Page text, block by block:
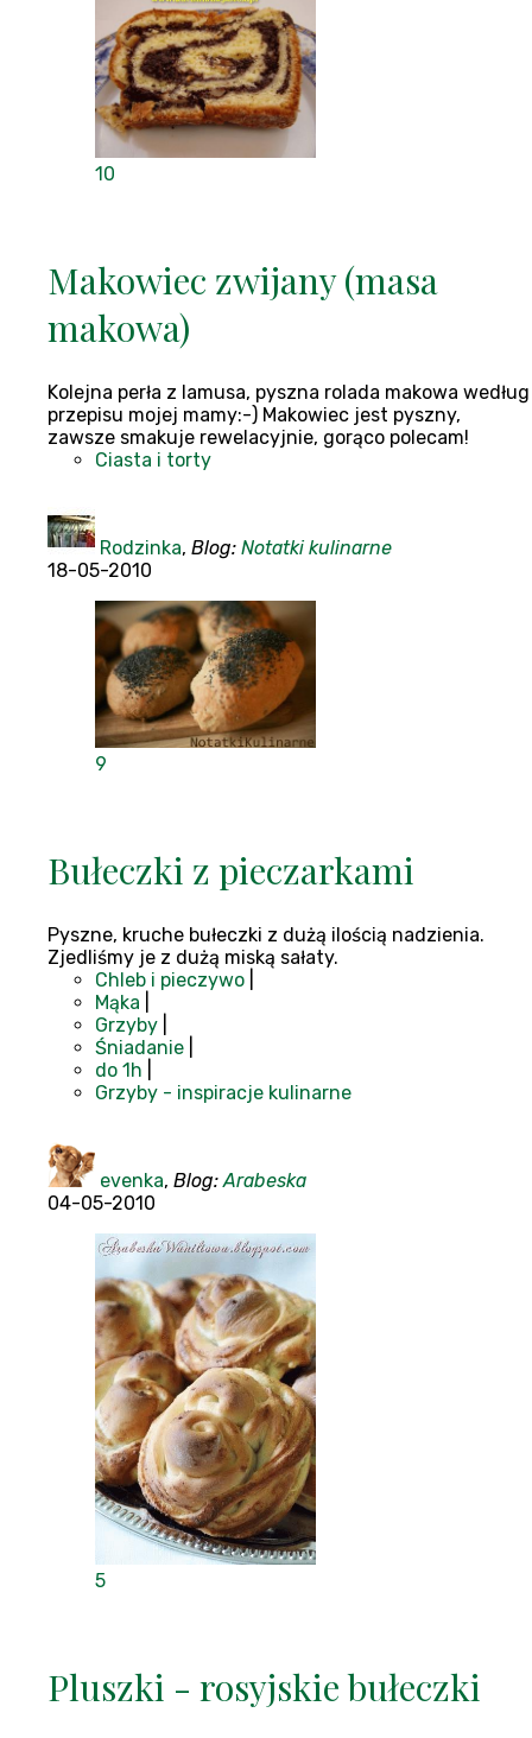
10
Makowiec zwijany (masa
makowa)
Kolejna perła z lamusa, pyszna rolada makowa według
przepisu mojej mamy:-) Makowiec jest pyszny,
zawsze smakuje rewelacyjnie, gorąco polecam!
Ciasta i torty
Rodzinka, Blog: Notatki kulinarne
18-05-2010
9
Bułeczki z pieczarkami
Pyszne, kruche bułeczki z dużą ilością nadzienia.
Zjedliśmy je z dużą miską sałaty.
Chleb i pieczywo
Mąka
Grzyby
Śniadanie
do 1h
Grzyby - inspiracje kulinarne
evenka, Blog: Arabeska
04-05-2010
5
Pluszki - rosyjskie bułeczki